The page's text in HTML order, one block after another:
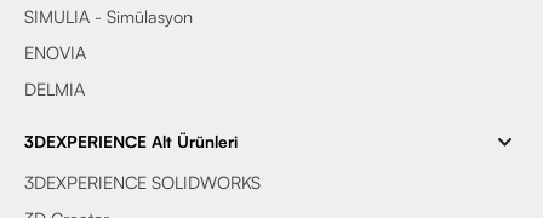
SIMULIA - Simülasyon
ENOVIA
DELMIA
3DEXPERIENCE Alt Ürünleri
3DEXPERIENCE SOLIDWORKS